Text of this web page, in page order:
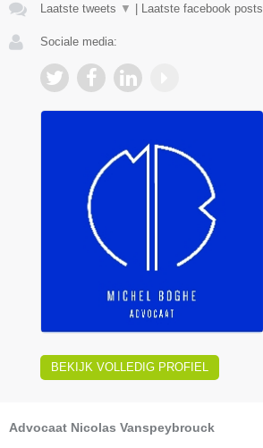
Laatste tweets ▼ Laatste facebook posts
Sociale media:
BEKIJK VOLLEDIG PROFIEL
Advocaat Nicolas Vanspeybrouck